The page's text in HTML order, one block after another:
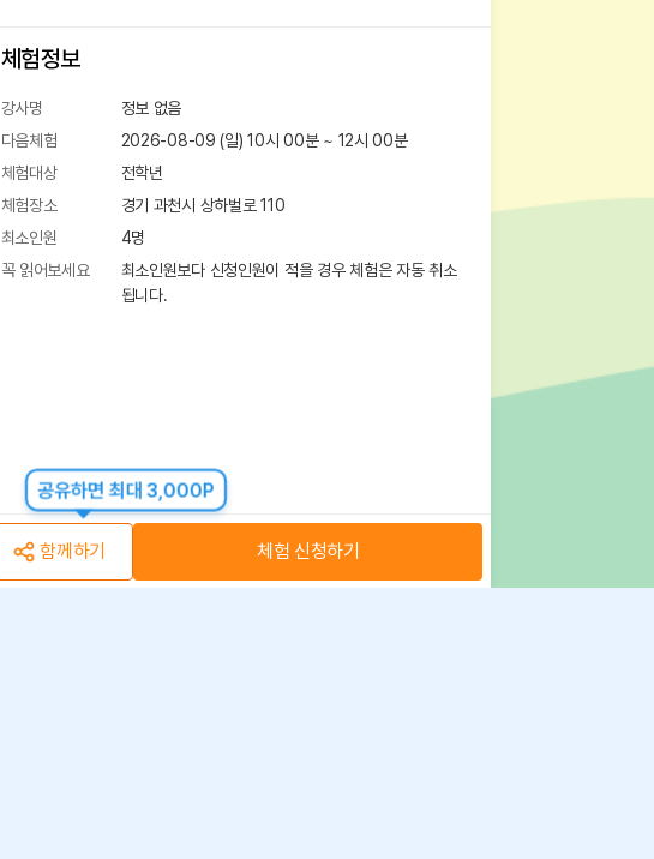
체험정보
강사명
정보 없음
다음체험
2026-08-09 (일) 10시 00분~ 12시00분
체험대상
전학년
체험장소
경기 과천시 상하벌로 110
최소인원
4명
꼭 읽어보세요
최소인원보다 신청인원이 적을 경우 체험은 자동 취소
됩니다.
공유하면 최대 3,000P
함께하기 체험 신청하기